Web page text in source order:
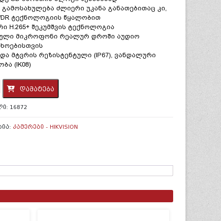
ძლიერი უკანა განათებითაც კი,
ტექნოლოგიის წყალობით
H.265+ შეკუმშვის ტექნოლოგია
მიკროფონი რეალურ დროში აუდიო
მტვრის რეზისტენტული (IP67), ვანდალური
(IK08)
დამატება
16872
ᲙᲐᲛᲔᲠᲔᲑᲘ - HIKVISION